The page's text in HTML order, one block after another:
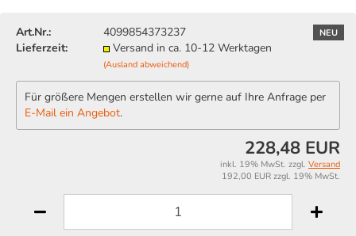
NEU
Art.Nr.:
4099854373237
Lieferzeit:
Versand in ca. 10-12 Werktagen
(Ausland abweichend)
Für größere Mengen erstellen wir gerne auf Ihre Anfrage per
E-Mail ein Angebot.
228,48 EUR
inkl. 19% MwSt. zzgl. Versand
192,00 EUR zzgl. 19% MwSt.